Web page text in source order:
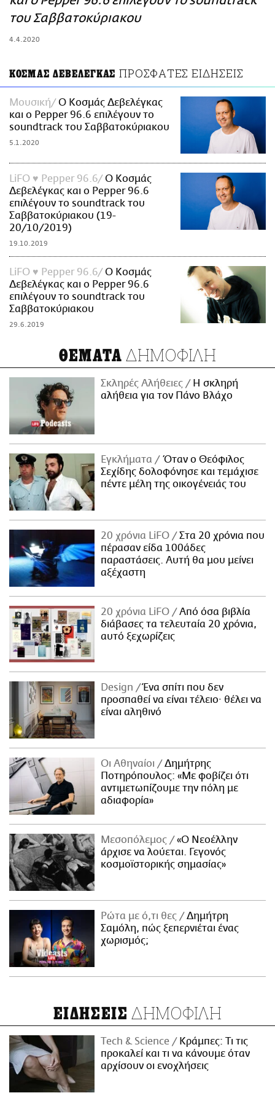
ΑΜΠΑ
του Σαββατοκύριακου
4.4.2020
ΚΟΣΜΑΣ ΔΕΒΕΛΕΓΚΑΣ ΠΡΟΣΦΑΤΕΣ ΕΙΔΗΣΕΙΣ
Μουσική
O Κοσμάς Δεβελέγκας
και ο Pepper 96.6 επιλέγουν το
soundtrack του Σαββατοκύριακου
5.1.2020
LiFO ♥ Pepper 96.6
O Κοσμάς
Δεβελέγκας και ο Pepper 96.6
επιλέγουν το soundtrack του
Σαββατοκύριακου (19-
20/10/2019)
19.10.2019
LiFO ♥ Pepper 96.6
O Κοσμάς
Δεβελέγκας και ο Pepper 96.6
επιλέγουν το soundtrack του
Σαββατοκύριακου
29.6.2019
ΘΕΜΑΤΑ ΔΗΜΟΦΙΛΗ
Σκληρές Αλήθειες
H σκληρή
αλήθεια για τον Πάνο Βλάχο
Εγκλήματα
Όταν ο Θεόφιλος
Σεχίδης δολοφόνησε και τεμάχισε
πέντε μέλη της οικογένειάς του
20 χρόνια LiFO
Στα 20 χρόνια που
πέρασαν είδα 100άδες
παραστάσεις. Αυτή θα μου μείνει
αξέχαστη
20 χρόνια LiFO
Από όσα βιβλία
διάβασες τα τελευταία 20 χρόνια,
αυτό ξεχωρίζεις
Design
Ένα σπίτι που δεν
προσπαθεί να είναι τέλειο· θέλει να
είναι αληθινό
Οι Αθηναίοι
Δημήτρης
Ποτηρόπουλος: «Με φοβίζει ότι
αντιμετωπίζουμε την πόλη με
αδιαφορία»
Μεσοπόλεμος
«Ο Νεοέλλην
άρχισε να λούεται. Γεγονός
κοσμοϊστορικής σημασίας»
Ρώτα με ό,τι θες
Δημήτρη
Σαμόλη, πώς ξεπερνιέται ένας
χωρισμός;
ΕΙΔΗΣΕΙΣ ΔΗΜΟΦΙΛΗ
Τech & Science
Κράμπες: Τι τις
προκαλεί και τι να κάνουμε όταν
αρχίσουν οι ενοχλήσεις